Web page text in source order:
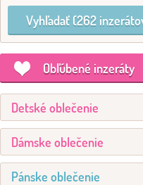
Obľúbené inzeráty
Detské oblečenie
Dámske oblečenie
Pánske oblečenie